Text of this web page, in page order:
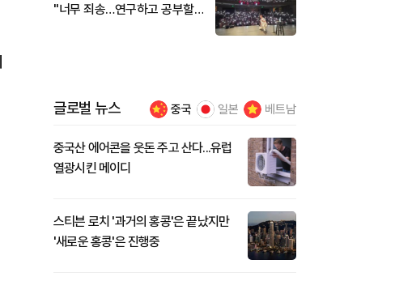
"너무 죄송…연구하고 공부할
글로벌 뉴스 중국 일본 베트남
중국산 에어콘을 웃돈 주고 산다...유럽
열광시킨 메이디
스티븐 로치 '과거의 홍콩'은 끝났지만
'새로운 홍콩'은 진행중